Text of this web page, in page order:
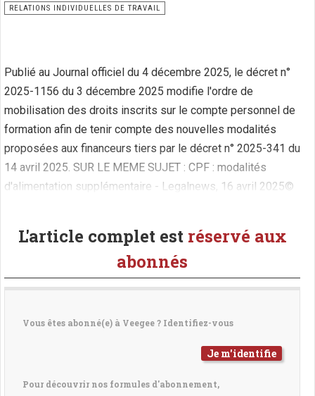
RELATIONS INDIVIDUELLES DE TRAVAIL
Publié au Journal officiel du 4 décembre 2025, le décret n°
2025-1156 du 3 décembre 2025 modifie l'ordre de
mobilisation des droits inscrits sur le compte personnel de
formation afin de tenir compte des nouvelles modalités
proposées aux financeurs tiers par le décret n° 2025-341 du
14 avril 2025. SUR LE MEME SUJET : CPF : modalités
d'alimentation supplémentaire - Legalnews, 16 avril 2025©
L'article complet est réservé aux
abonnés
Vous êtes abonné(e) à Veegee ? Identifiez-vous
Je m'identifie
Pour découvrir nos formules d'abonnement,